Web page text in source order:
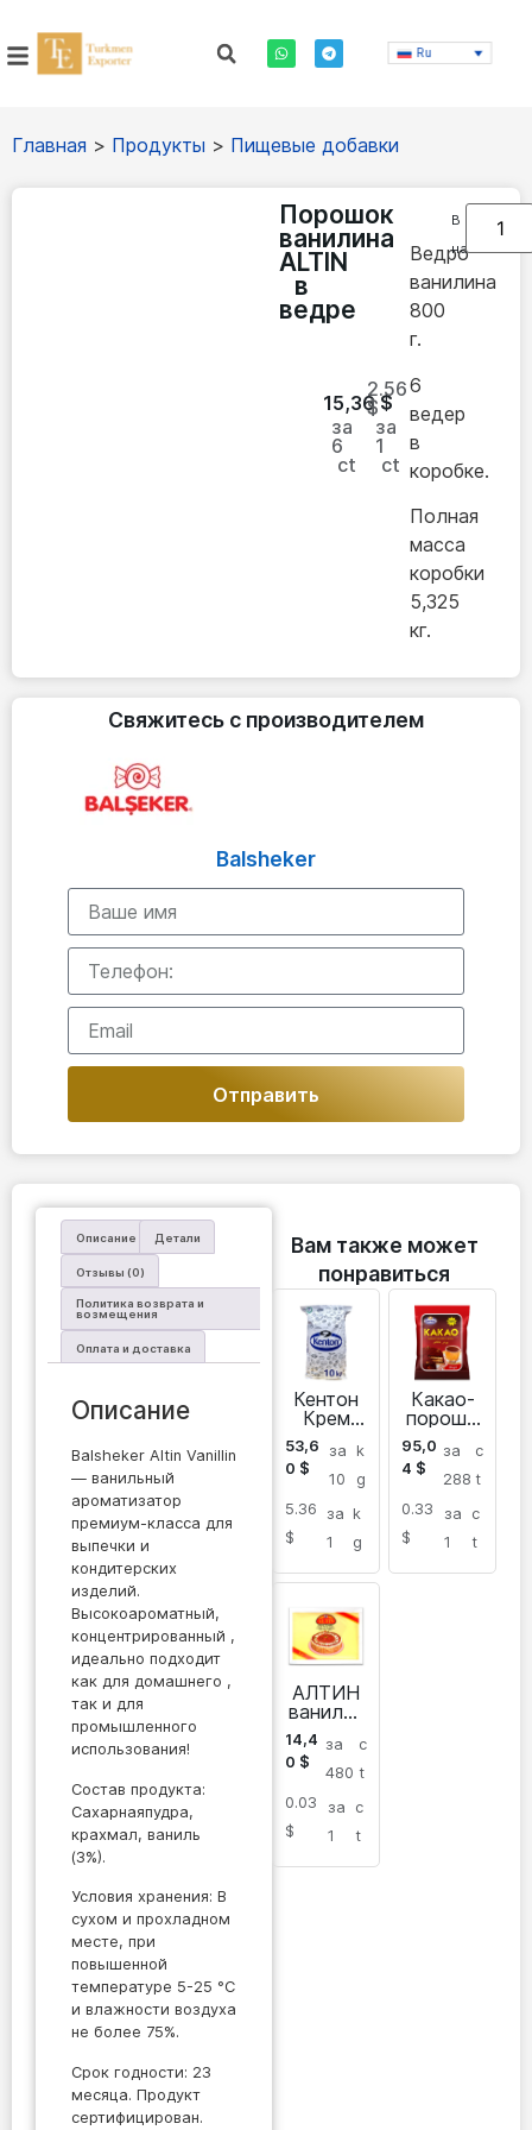
Ru
Главная > Продукты > Пищевые добавки
Порошок
ванилина
ALTIN
в
ведре
15,36$
за
6
ct
2.56
$
за
1
ct
Ведро
ванилина
800
г.
6
ведер
в
коробке.
Полная
масса
коробки
5,325
кг.
В
наличии
Свяжитесь с производителем
Balsheker
Отправить
Описание Детали
Отзывы (0)
Политика возврата и
возмещения
Оплата и доставка
Описание
Balsheker Altin Vanillin
— ванильный
ароматизатор
премиум-класса для
выпечки и
кондитерских
изделий.
Высокоароматный,
концентрированный ,
идеально подходит
как для домашнего ,
так и для
промышленного
использования!
Состав продукта:
Сахарнаяпудра,
крахмал, ваниль
(3%).
Условия хранения: В
сухом и прохладном
месте, при
повышенной
температуре 5-25 °C
и влажности воздуха
не более 75%.
Срок годности: 23
месяца. Продукт
сертифицирован.
Вам также может
понравиться
Кентон
Крем
Шантил
ьи
53,6
0 $
за
10
k
g
5.36
$
за
1
k
g
Какао-
порошо
к Kenton
95,0
4 $
за
288
c
t
0.33
$
за
1
c
t
АЛТИН
ванилин
овый
порошо
к
14,4
0 $
за
480
c
t
0.03
$
за
1
c
t